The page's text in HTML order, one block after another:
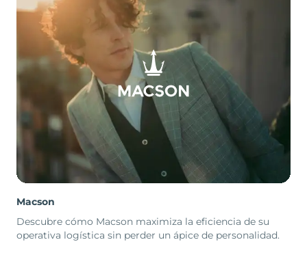
Macson
Descubre cómo Macson maximiza la eficiencia de su
operativa logística sin perder un ápice de personalidad.